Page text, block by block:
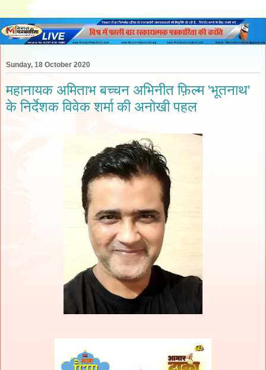
Sunday, 18 October 2020
महानायक अमिताभ बच्चन अभिनीत फ़िल्म 'भूतनाथ'
के निर्देशक विवेक शर्मा की अनोखी पहल